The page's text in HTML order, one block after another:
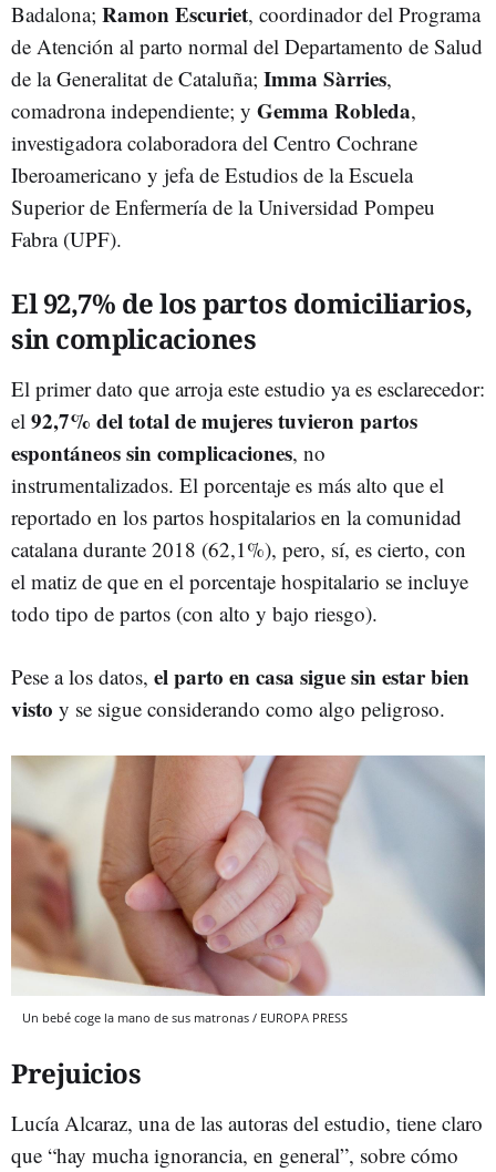
Badalona; Ramon Escuriet, coordinador del Programa
de Atención al parto normal del Departamento de Salud
de la Generalitat de Cataluña; Imma Sàrries,
comadrona independiente; y Gemma Robleda,
investigadora colaboradora del Centro Cochrane
Iberoamericano y jefa de Estudios de la Escuela
Superior de Enfermería de la Universidad Pompeu
Fabra (UPF).
El 92,7% de los partos domiciliarios,
sin complicaciones
El primer dato que arroja este estudio ya es esclarecedor:
el 92,7% del total de mujeres tuvieron partos
espontáneos sin complicaciones, no
instrumentalizados. El porcentaje es más alto que el
reportado en los partos hospitalarios en la comunidad
catalana durante 2018 (62,1%), pero, sí, es cierto, con
el matiz de que en el porcentaje hospitalario se incluye
todo tipo de partos (con alto y bajo riesgo).
Pese a los datos, el parto en casa sigue sin estar bien
visto y se sigue considerando como algo peligroso.
Un bebé coge la mano de sus matronas / EUROPA PRESS
Prejuicios
Lucía Alcaraz, una de las autoras del estudio, tiene claro
que “hay mucha ignorancia, en general”, sobre cómo